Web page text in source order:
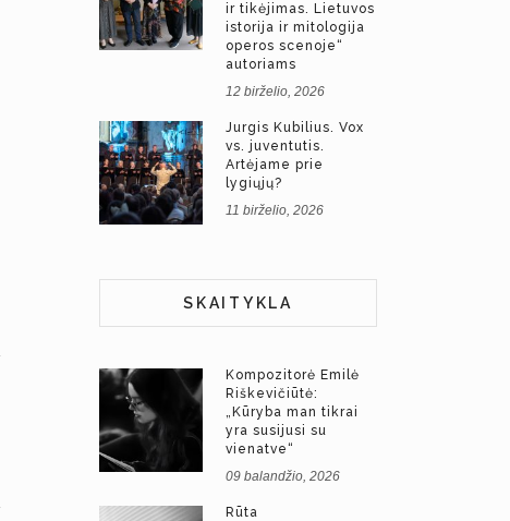
ir tikėjimas. Lietuvos
istorija ir mitologija
operos scenoje“
autoriams
12 birželio, 2026
Jurgis Kubilius. Vox
vs. juventutis.
Artėjame prie
lygiųjų?
11 birželio, 2026
SKAITYKLA
Kompozitorė Emilė
Riškevičiūtė:
„Kūryba man tikrai
yra susijusi su
vienatve“
09 balandžio, 2026
Rūta